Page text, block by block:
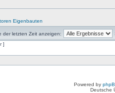
Eigenbauten
der letzten Zeit anzeigen:
]
Powered by
Deutsche